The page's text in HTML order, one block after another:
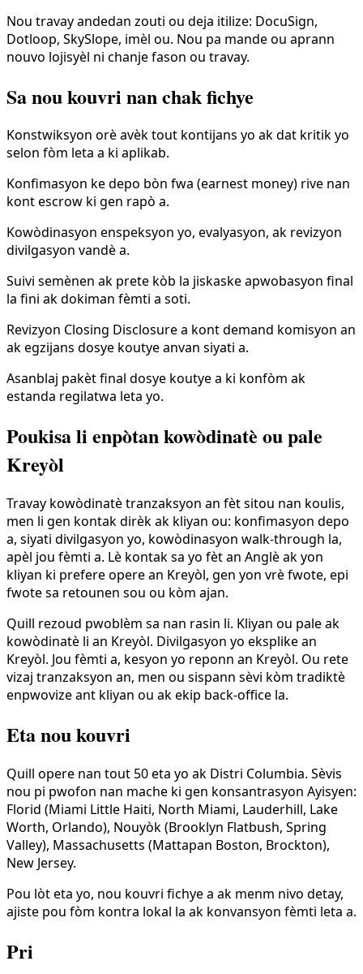
Nou travay andedan zouti ou deja itilize: DocuSign,
Dotloop, SkySlope, imèl ou. Nou pa mande ou aprann
nouvo lojisyèl ni chanje fason ou travay.
Sa nou kouvri nan chak fichye
Konstwiksyon orè avèk tout kontijans yo ak dat kritik yo
selon fòm leta a ki aplikab.
Konfimasyon ke depo bòn fwa (earnest money) rive nan
kont escrow ki gen rapò a.
Kowòdinasyon enspeksyon yo, evalyasyon, ak revizyon
divilgasyon vandè a.
Suivi semènen ak prete kòb la jiskaske apwobasyon final
la fini ak dokiman fèmti a soti.
Revizyon Closing Disclosure a kont demand komisyon an
ak egzijans dosye koutye anvan siyati a.
Asanblaj pakèt final dosye koutye a ki konfòm ak
estanda regilatwa leta yo.
Poukisa li enpòtan kowòdinatè ou pale
Kreyòl
Travay kowòdinatè tranzaksyon an fèt sitou nan koulis,
men li gen kontak dirèk ak kliyan ou: konfimasyon depo
a, siyati divilgasyon yo, kowòdinasyon walk-through la,
apèl jou fèmti a. Lè kontak sa yo fèt an Anglè ak yon
kliyan ki prefere opere an Kreyòl, gen yon vrè fwote, epi
fwote sa retounen sou ou kòm ajan.
Quill rezoud pwoblèm sa nan rasin li. Kliyan ou pale ak
kowòdinatè li an Kreyòl. Divilgasyon yo eksplike an
Kreyòl. Jou fèmti a, kesyon yo reponn an Kreyòl. Ou rete
vizaj tranzaksyon an, men ou sispann sèvi kòm tradiktè
enpwovize ant kliyan ou ak ekip back-office la.
Eta nou kouvri
Quill opere nan tout 50 eta yo ak Distri Columbia. Sèvis
nou pi pwofon nan mache ki gen konsantrasyon Ayisyen:
Florid (Miami Little Haiti, North Miami, Lauderhill, Lake
Worth, Orlando), Nouyòk (Brooklyn Flatbush, Spring
Valley), Massachusetts (Mattapan Boston, Brockton),
New Jersey.
Pou lòt eta yo, nou kouvri fichye a ak menm nivo detay,
ajiste pou fòm kontra lokal la ak konvansyon fèmti leta a.
Pri